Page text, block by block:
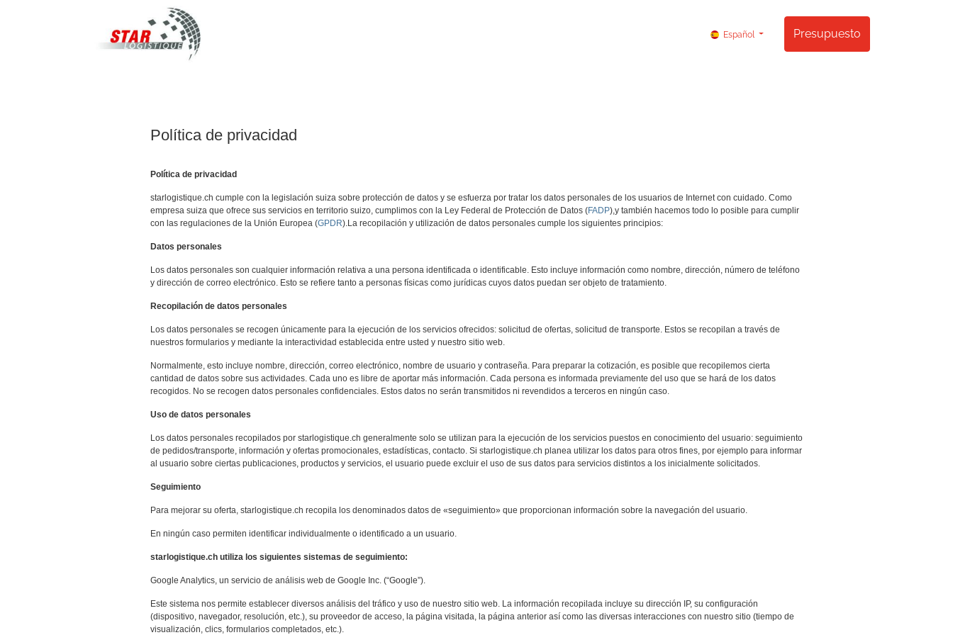
Español Presupuesto
Política de privacidad
Política de privacidad
starlogistique.ch cumple con la legislación suiza sobre protección de datos y se esfuerza por tratar los datos personales de los usuarios de Internet con cuidado. Como
empresa suiza que ofrece sus servicios en territorio suizo, cumplimos con la Ley Federal de Protección de Datos (FADP),y también hacemos todo lo posible para cumplir
con las regulaciones de la Unión Europea (GPDR).La recopilación y utilización de datos personales cumple los siguientes principios:
Datos personales
Los datos personales son cualquier información relativa a una persona identificada o identificable. Esto incluye información como nombre, dirección, número de teléfono
y dirección de correo electrónico. Esto se refiere tanto a personas físicas como jurídicas cuyos datos puedan ser objeto de tratamiento.
Recopilación de datos personales
Los datos personales se recogen únicamente para la ejecución de los servicios ofrecidos: solicitud de ofertas, solicitud de transporte. Estos se recopilan a través de
nuestros formularios y mediante la interactividad establecida entre usted y nuestro sitio web.
Normalmente, esto incluye nombre, dirección, correo electrónico, nombre de usuario y contraseña. Para preparar la cotización, es posible que recopilemos cierta
cantidad de datos sobre sus actividades. Cada uno es libre de aportar más información. Cada persona es informada previamente del uso que se hará de los datos
recogidos. No se recogen datos personales confidenciales. Estos datos no serán transmitidos ni revendidos a terceros en ningún caso.
Uso de datos personales
Los datos personales recopilados por starlogistique.ch generalmente solo se utilizan para la ejecución de los servicios puestos en conocimiento del usuario: seguimiento
de pedidos/transporte, información y ofertas promocionales, estadísticas, contacto. Si starlogistique.ch planea utilizar los datos para otros fines, por ejemplo para informar
al usuario sobre ciertas publicaciones, productos y servicios, el usuario puede excluir el uso de sus datos para servicios distintos a los inicialmente solicitados.
Seguimiento
Para mejorar su oferta, starlogistique.ch recopila los denominados datos de «seguimiento» que proporcionan información sobre la navegación del usuario.
En ningún caso permiten identificar individualmente o identificado a un usuario.
starlogistique.ch utiliza los siguientes sistemas de seguimiento:
Google Analytics, un servicio de análisis web de Google Inc. (“Google”).
Este sistema nos permite establecer diversos análisis del tráfico y uso de nuestro sitio web. La información recopilada incluye su dirección IP, su configuración
(dispositivo, navegador, resolución, etc.), su proveedor de acceso, la página visitada, la página anterior así como las diversas interacciones con nuestro sitio (tiempo de
visualización, clics, formularios completados, etc.).